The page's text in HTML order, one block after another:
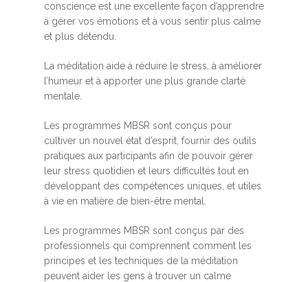
conscience est une excellente façon d’apprendre
à gérer vos émotions et à vous sentir plus calme
et plus détendu.
La méditation aide à réduire le stress, à améliorer
l’humeur et à apporter une plus grande clarté
mentale.
Les programmes MBSR sont conçus pour
cultiver un nouvel état d’esprit, fournir des outils
pratiques aux participants afin de pouvoir gérer
leur stress quotidien et leurs difficultés tout en
développant des compétences uniques, et utiles
à vie en matière de bien-être mental.
Les programmes MBSR sont conçus par des
professionnels qui comprennent comment les
principes et les techniques de la méditation
peuvent aider les gens à trouver un calme